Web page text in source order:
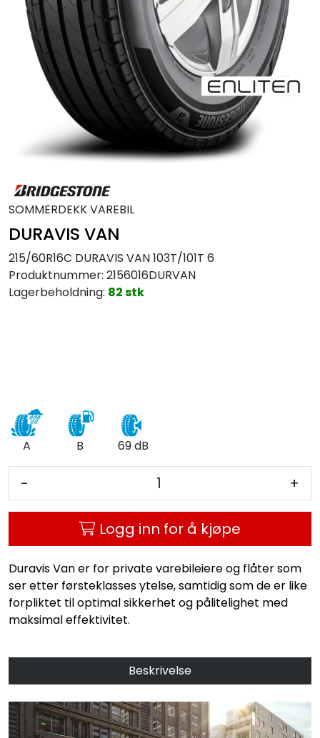
SOMMERDEKK VAREBIL
DURAVIS VAN
215/60R16C DURAVIS VAN 103T/101T 6
Produktnummer: 2156016DURVAN
Lagerbeholdning: 82 stk
A B 69 dB
- +
Logg inn for å kjøpe
Duravis Van er for private varebileiere og flåter som
ser etter førsteklasses ytelse, samtidig som de er like
forpliktet til optimal sikkerhet og pålitelighet med
maksimal effektivitet.
Beskrivelse
MC
Tilbudstorget